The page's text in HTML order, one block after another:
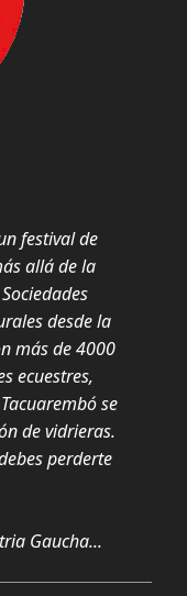
festival de
allá de la
desde la
más de 4000
ecuestres,
se
de vidrieras.
perderte
Gaucha...